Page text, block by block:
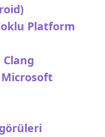
Platform
Microsoft